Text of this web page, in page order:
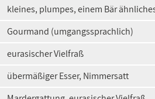
kleines, plumpes, einem Bär
Gourmand (umgangssprachlich)
eurasischer Vielfraß
übermäßiger Esser, Nimmersatt